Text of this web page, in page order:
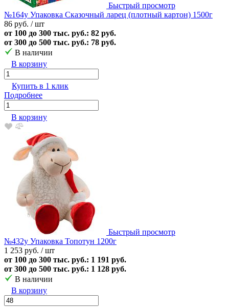
Быстрый просмотр
№164у Упаковка Сказочный ларец (плотный картон) 1500г
86 руб. / шт
от 100 до 300 тыс. руб.: 82 руб.
от 300 до 500 тыс. руб.: 78 руб.
В наличии
В корзину
Купить в 1 клик
Подробнее
В корзину
Быстрый просмотр
№432у Упаковка Топотун 1200г
1 253 руб. / шт
от 100 до 300 тыс. руб.: 1 191 руб.
от 300 до 500 тыс. руб.: 1 128 руб.
В наличии
В корзину